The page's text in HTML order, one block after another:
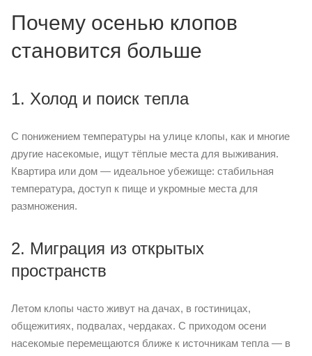
Почему осенью клопов
становится больше
1. Холод и поиск тепла
С понижением температуры на улице клопы, как и многие
другие насекомые, ищут тёплые места для выживания.
Квартира или дом — идеальное убежище: стабильная
температура, доступ к пище и укромные места для
размножения.
2. Миграция из открытых
пространств
Летом клопы часто живут на дачах, в гостиницах,
общежитиях, подвалах, чердаках. С приходом осени
насекомые перемещаются ближе к источникам тепла — в